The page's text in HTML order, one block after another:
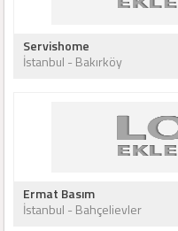
Servishome
İstanbul - Bakırköy
Ermat Basım
İstanbul - Bahçelievler